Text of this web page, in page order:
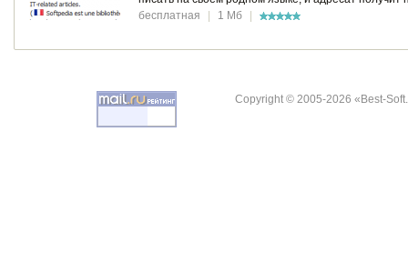
бесплатная
| 1 Мб |
Copyright © 2005-2026 «Best-